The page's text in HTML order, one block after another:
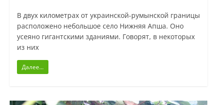
В двух километрах от украинской-румынской границы
расположено небольшое село Нижняя Апша. Оно
усеяно гигантскими зданиями. Говорят, в некоторых
из них
Далее...